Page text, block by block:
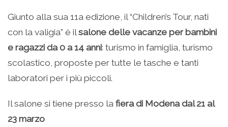
Giunto alla sua 11a edizione, il “Children’s Tour, nati
con la valigia” è il salone delle vacanze per bambini
e ragazzi da 0 a 14 anni: turismo in famiglia, turismo
scolastico, proposte per tutte le tasche e tanti
laboratori per i più piccoli.
Il salone si tiene presso la fiera di Modena dal 21 al
23 marzo